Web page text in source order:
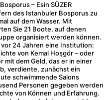
– Esin SÜZER
des Istanbuler Bosporus zu
auf dem Wasser. Mit
Sie 21 Boote, auf denen
organisiert werden können.
24 Jahren eine Institution:
von Kemal Hoşgör – oder
mit dem Geld, das er in einer
verdiente, zunächst ein
schwimmende Salons
Personen gegeben werden
von Können und Erfahrung.